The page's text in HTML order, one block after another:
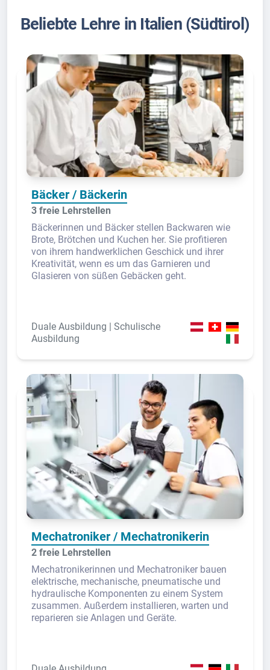
Beliebte Lehre in Italien (Südtirol)
Bäcker / Bäckerin
3 freie Lehrstellen
Bäckerinnen und Bäcker stellen Backwaren wie
Brote, Brötchen und Kuchen her. Sie profitieren
von ihrem handwerklichen Geschick und ihrer
Kreativität, wenn es um das Garnieren und
Glasieren von süßen Gebäcken geht.
Duale Ausbildung | Schulische
Ausbildung
Mechatroniker / Mechatronikerin
2 freie Lehrstellen
Mechatronikerinnen und Mechatroniker bauen
elektrische, mechanische, pneumatische und
hydraulische Komponenten zu einem System
zusammen. Außerdem installieren, warten und
reparieren sie Anlagen und Geräte.